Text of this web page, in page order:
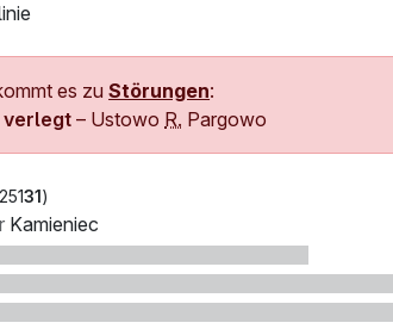
es zuStörungen:
verlegt – Ustowo R. Pargowo
31)
Kamieniec